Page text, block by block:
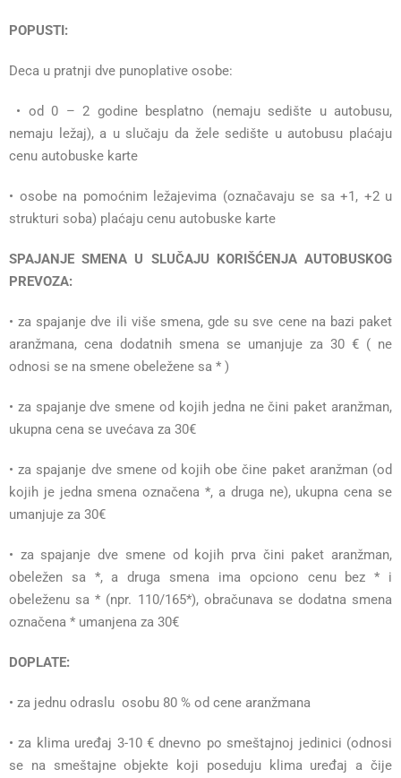
POPUSTI:
Deca u pratnji dve punoplative osobe:
• od 0 – 2 godine besplatno (nemaju sedište u autobusu,
nemaju ležaj), a u slučaju da žele sedište u autobusu plaćaju
cenu autobuske karte
• osobe na pomoćnim ležajevima (označavaju se sa +1, +2 u
strukturi soba) plaćaju cenu autobuske karte
SPAJANJE SMENA U SLUČAJU KORIŠĆENJA AUTOBUSKOG
PREVOZA:
• za spajanje dve ili više smena, gde su sve cene na bazi paket
aranžmana, cena dodatnih smena se umanjuje za 30 € ( ne
odnosi se na smene obeležene sa * )
• za spajanje dve smene od kojih jedna ne čini paket aranžman,
ukupna cena se uvećava za 30€
• za spajanje dve smene od kojih obe čine paket aranžman (od
kojih je jedna smena označena *, a druga ne), ukupna cena se
umanjuje za 30€
• za spajanje dve smene od kojih prva čini paket aranžman,
obeležen sa *, a druga smena ima opciono cenu bez * i
obeleženu sa * (npr. 110/165*), obračunava se dodatna smena
označena * umanjena za 30€
DOPLATE:
• za jednu odraslu osobu 80 % od cene aranžmana
• za klima uređaj 3-10 € dnevno po smeštajnoj jedinici (odnosi
se na smeštajne objekte koji poseduju klima uređaj a čije